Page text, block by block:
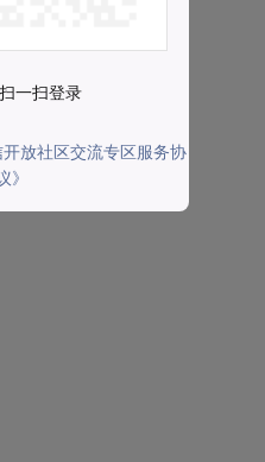
一扫登录
开放社区交流专区服务协
》